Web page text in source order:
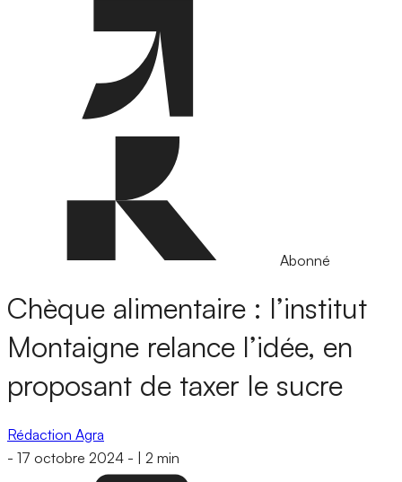
Abonné
Chèque alimentaire : l’institut
Montaigne relance l’idée, en
proposant de taxer le sucre
Rédaction Agra
- 17 octobre 2024 - 2 min